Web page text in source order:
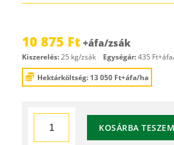
10 875 Ft
Kiszerelés:25 kg/zsák Egységár:435
Hektárköltség: 13 050 Ft+áfa/ha
zöld
KOSÁRBA TESZEM